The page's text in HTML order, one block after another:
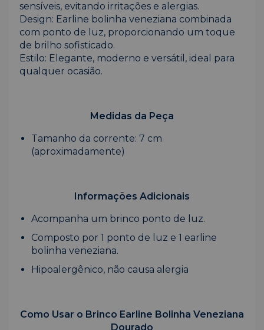
sensíveis, evitando irritações e alergias.
Design: Earline bolinha veneziana combinada
com ponto de luz, proporcionando um toque
de brilho sofisticado.
Estilo: Elegante, moderno e versátil, ideal para
qualquer ocasião.
Medidas da Peça
Tamanho da corrente: 7 cm
(aproximadamente)
Informações Adicionais
Acompanha um brinco ponto de luz.
Composto por 1 ponto de luz e 1 earline
bolinha veneziana.
Hipoalergênico, não causa alergia
Como Usar o Brinco Earline Bolinha Veneziana
Dourado